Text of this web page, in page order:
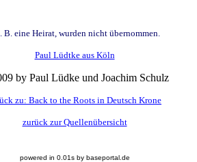
eine Heirat, wurden nicht übernommen.
Paul Lüdtke aus Köln
by Paul Lüdke und Joachim Schulz
zu: Back to the Roots in Deutsch Krone
zurück zur Quellenübersicht
powered in 0.01s by baseportal.de